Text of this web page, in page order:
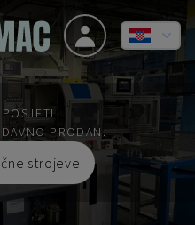
PRODAN.
strojeve